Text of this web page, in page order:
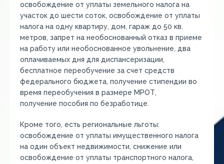
освобождение от уплаты земельного налога на
участок до шести соток, освобождение от уплаты
налога на одну квартиру, дом, гараж до 50 кв.
метров, запрет на необоснованный отказ в приеме
на работу или необоснованное увольнение, два
оплачиваемых дня для диспансеризации,
бесплатное переобучение за счет средств
федерального бюджета, получение стипендии во
время переобучения в размере МРОТ,
получение пособия по безработице.
Кроме того, есть региональные льготы:
освобождение от уплаты имущественного налога
на один объект недвижимости, снижение или
освобождение от уплаты транспортного налога,